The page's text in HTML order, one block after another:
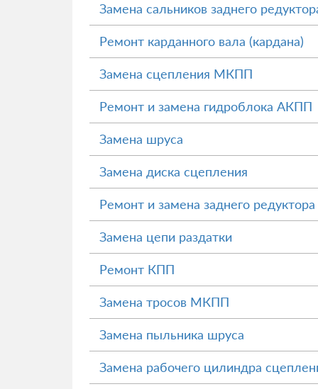
Замена сальников заднего
Ремонт карданного вала (кардана)
Замена сцепления МКПП
Ремонт и замена гидроблока АКПП
Замена шруса
Замена диска сцепления
Ремонт и замена заднего редуктора
Замена цепи раздатки
Ремонт КПП
Замена тросов МКПП
Замена пыльника шруса
Замена рабочего цилиндра